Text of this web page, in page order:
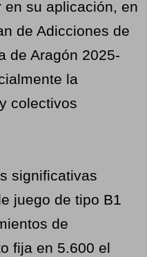
su aplicación, en
de Adicciones de
de Aragón 2025-
la
colectivos
significativas
juego de tipo B1
de
fija en 5.600 el